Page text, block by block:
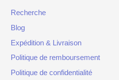
Recherche
Blog
Expédition & Livraison
Politique de remboursement
Politique de confidentialité